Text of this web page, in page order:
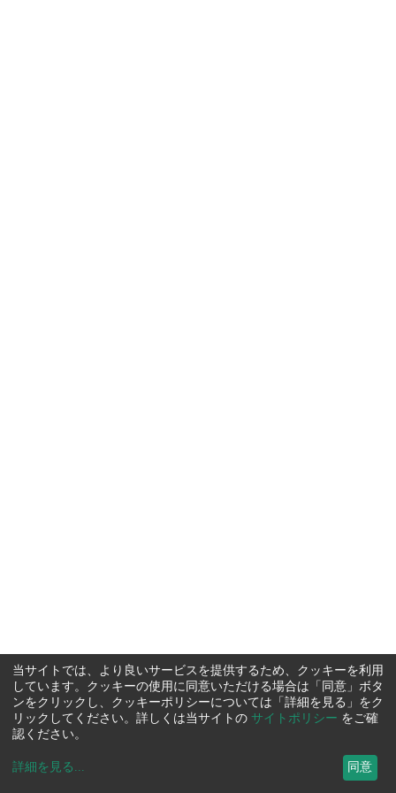
当サイトでは、より良いサービスを提供するため、クッキーを利用
しています。クッキーの使用に同意いただける場合は「同意」ボタ
ンをクリックし、クッキーポリシーについては「詳細を見る」をク
リックしてください。詳しくは当サイトの サイトポリシー をご確
認ください。
詳細を見る ... 同意